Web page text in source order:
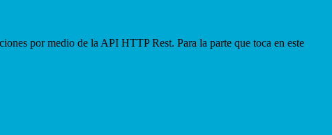
por medio de la API HTTP Rest. Para la parte que toca en este